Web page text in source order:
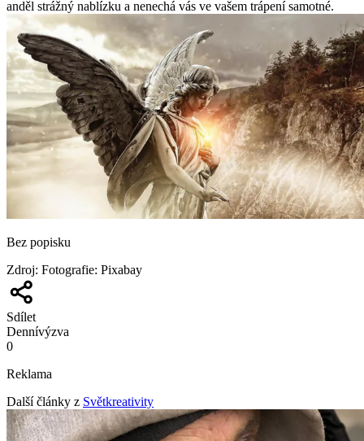
anděl strážný nablízku a nenechá vás ve vašem trápení samotné.
Bez popisku
Zdroj: Fotografie: Pixabay
Sdílet
Dennívýzva
0
Reklama
Další články z Světkreativity